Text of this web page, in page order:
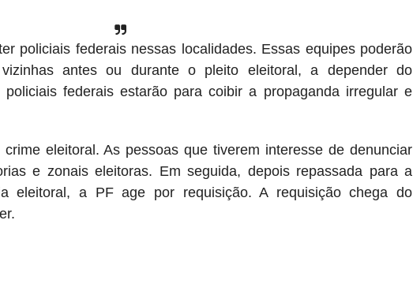
policiais federais nessas localidades. Essas equipes poderão
antes ou durante o pleito eleitoral, a depender do
policiais federais estarão para coibir a propaganda irregular e
eleitoral. As pessoas que tiverem interesse de denunciar
e zonais eleitoras. Em seguida, depois repassada para a
eleitoral, a PF age por requisição. A requisição chega do